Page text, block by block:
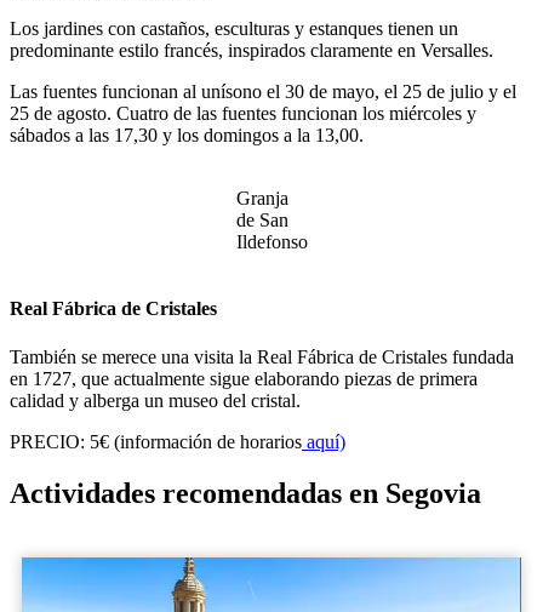
Los jardines con castaños, esculturas y estanques tienen un
predominante estilo francés, inspirados claramente en Versalles.
Las fuentes funcionan al unísono el 30 de mayo, el 25 de julio y el
25 de agosto. Cuatro de las fuentes funcionan los miércoles y
sábados a las 17,30 y los domingos a la 13,00.
Granja
de San
Ildefonso
Real Fábrica de Cristales
También se merece una visita la Real Fábrica de Cristales fundada
en 1727, que actualmente sigue elaborando piezas de primera
calidad y alberga un museo del cristal.
PRECIO: 5€ (información de horarios aquí)
Actividades recomendadas en Segovia